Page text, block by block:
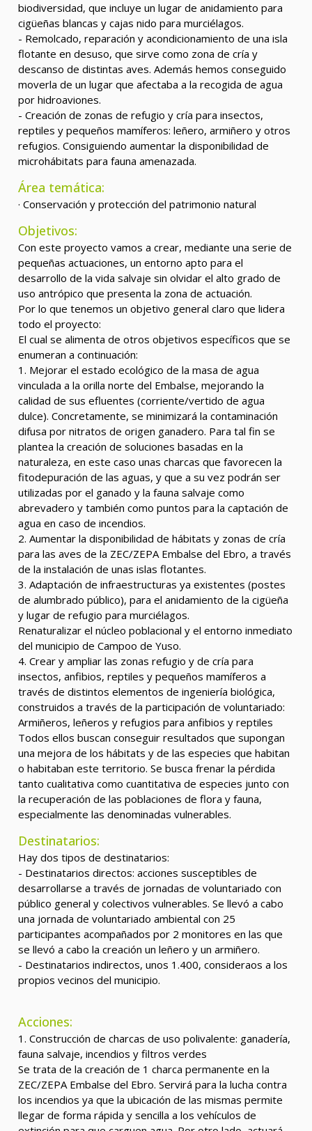
biodiversidad, que incluye un lugar de anidamiento para
cigüeñas blancas y cajas nido para murciélagos.
- Remolcado, reparación y acondicionamiento de una isla
flotante en desuso, que sirve como zona de cría y
descanso de distintas aves. Además hemos conseguido
moverla de un lugar que afectaba a la recogida de agua
por hidroaviones.
- Creación de zonas de refugio y cría para insectos,
reptiles y pequeños mamíferos: leñero, armiñero y otros
refugios. Consiguiendo aumentar la disponibilidad de
microhábitats para fauna amenazada.
Área temática:
· Conservación y protección del patrimonio natural
Objetivos:
Con este proyecto vamos a crear, mediante una serie de
pequeñas actuaciones, un entorno apto para el
desarrollo de la vida salvaje sin olvidar el alto grado de
uso antrópico que presenta la zona de actuación.
Por lo que tenemos un objetivo general claro que lidera
todo el proyecto:
El cual se alimenta de otros objetivos específicos que se
enumeran a continuación:
1. Mejorar el estado ecológico de la masa de agua
vinculada a la orilla norte del Embalse, mejorando la
calidad de sus efluentes (corriente/vertido de agua
dulce). Concretamente, se minimizará la contaminación
difusa por nitratos de origen ganadero. Para tal fin se
plantea la creación de soluciones basadas en la
naturaleza, en este caso unas charcas que favorecen la
fitodepuración de las aguas, y que a su vez podrán ser
utilizadas por el ganado y la fauna salvaje como
abrevadero y también como puntos para la captación de
agua en caso de incendios.
2. Aumentar la disponibilidad de hábitats y zonas de cría
para las aves de la ZEC/ZEPA Embalse del Ebro, a través
de la instalación de unas islas flotantes.
3. Adaptación de infraestructuras ya existentes (postes
de alumbrado público), para el anidamiento de la cigüeña
y lugar de refugio para murciélagos.
Renaturalizar el núcleo poblacional y el entorno inmediato
del municipio de Campoo de Yuso.
4. Crear y ampliar las zonas refugio y de cría para
insectos, anfibios, reptiles y pequeños mamíferos a
través de distintos elementos de ingeniería biológica,
construidos a través de la participación de voluntariado:
Armiñeros, leñeros y refugios para anfibios y reptiles
Todos ellos buscan conseguir resultados que supongan
una mejora de los hábitats y de las especies que habitan
o habitaban este territorio. Se busca frenar la pérdida
tanto cualitativa como cuantitativa de especies junto con
la recuperación de las poblaciones de flora y fauna,
especialmente las denominadas vulnerables.
Destinatarios:
Hay dos tipos de destinatarios:
- Destinatarios directos: acciones susceptibles de
desarrollarse a través de jornadas de voluntariado con
público general y colectivos vulnerables. Se llevó a cabo
una jornada de voluntariado ambiental con 25
participantes acompañados por 2 monitores en las que
se llevó a cabo la creación un leñero y un armiñero.
- Destinatarios indirectos, unos 1.400, consideraos a los
propios vecinos del municipio.
Acciones:
1. Construcción de charcas de uso polivalente: ganadería,
fauna salvaje, incendios y filtros verdes
Se trata de la creación de 1 charca permanente en la
ZEC/ZEPA Embalse del Ebro. Servirá para la lucha contra
los incendios ya que la ubicación de las mismas permite
llegar de forma rápida y sencilla a los vehículos de